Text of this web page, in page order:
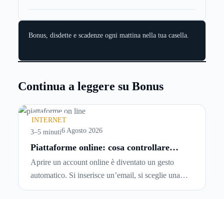
Bonus, disdette e scadenze ogni mattina nella tua casella.
Continua a leggere su Bonus
INTERNET
3–5 minuti6 Agosto 2026
Piattaforme online: cosa controllare
prima di iscriversi e usare servizi in
tempo reale
Aprire un account online è diventato un gesto
automatico. Si inserisce un’email, si sceglie una
password, si accetta una serie di condizioni senza